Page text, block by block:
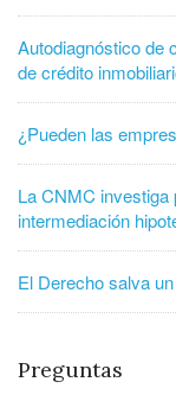
Autodiagnóstico de
de crédito
¿Pueden las
La CNMC
intermediación
El Derecho salva
Preguntas